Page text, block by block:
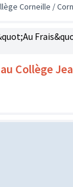
Corneille /
Collège